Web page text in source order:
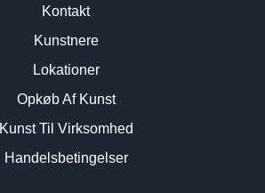
Kontakt
Kunstnere
Lokationer
Opkøb Af Kunst
Kunst Til Virksomhed
Handelsbetingelser